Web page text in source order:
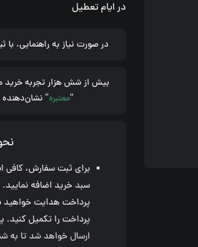
عدد
در ایام تعطیل
در صورت نیاز به راهنمایی،
بیش از شش هزار تجربه خرید
“معتبره”
برای ثبت سفارش، کافی
سبد خرید اضافه
پرداخت هدایت خواهید
پرداخت را تکمیل
ارسال خواهد شد تا به